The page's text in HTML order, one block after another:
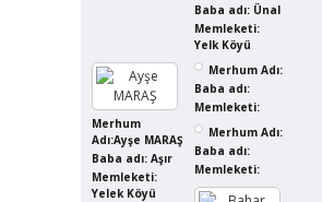
Baba adı: Ünal
Memleketi:
Yelk Köyü
Merhum
Adı:Ayşe MARAŞ
Baba adı: Aşır
Memleketi:
Yelek Köyü
Merhum Adı:
Baba adı:
Memleketi:
Merhum Adı:
Baba adı:
Memleketi: